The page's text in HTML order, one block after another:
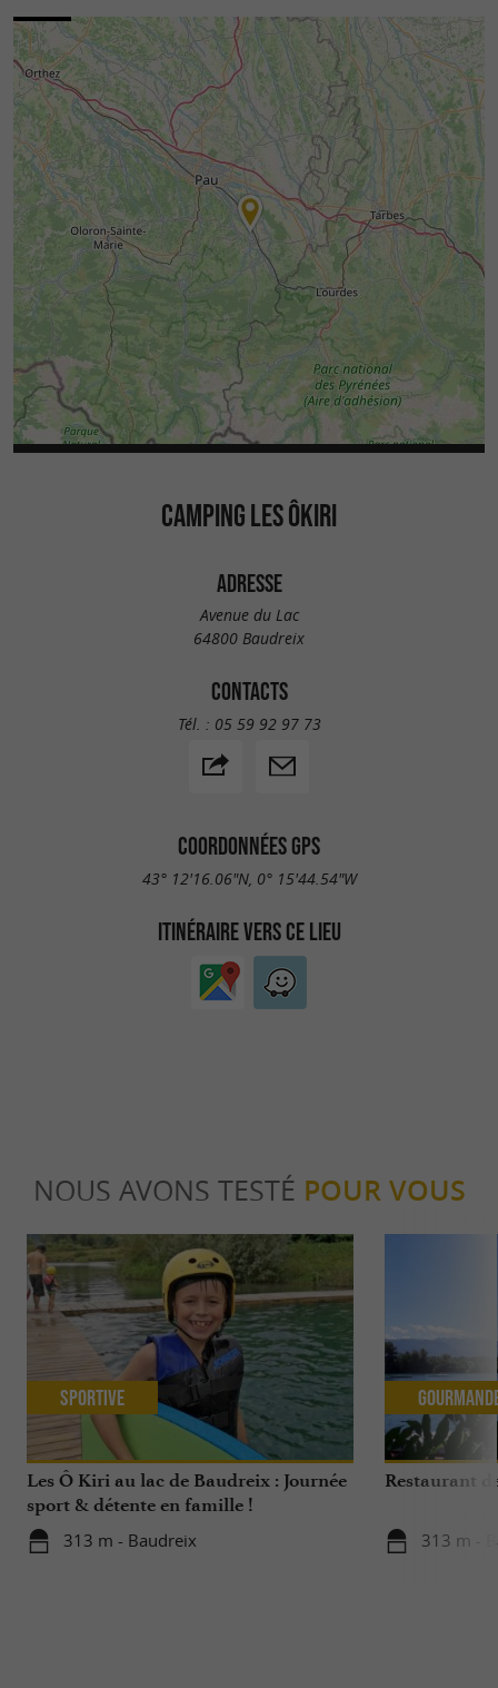
CAMPING LES ÔKIRI
ADRESSE
Avenue du Lac
64800 Baudreix
CONTACTS
Tél. : 05 59 92 97 73
COORDONNÉES GPS
43° 12'16.06"N, 0° 15'44.54"W
ITINÉRAIRE VERS CE LIEU
NOUS AVONS TESTÉ POUR VOUS
Les Ô Kiri au lac de Baudreix : Journée
sport & détente en famille !
313 m - Baudreix
Sportive
Restaurant
313 m -